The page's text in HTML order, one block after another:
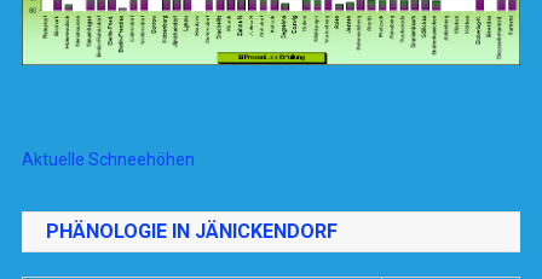
Aktuelle Schneehöhen
PHÄNOLOGIE IN JÄNICKENDORF